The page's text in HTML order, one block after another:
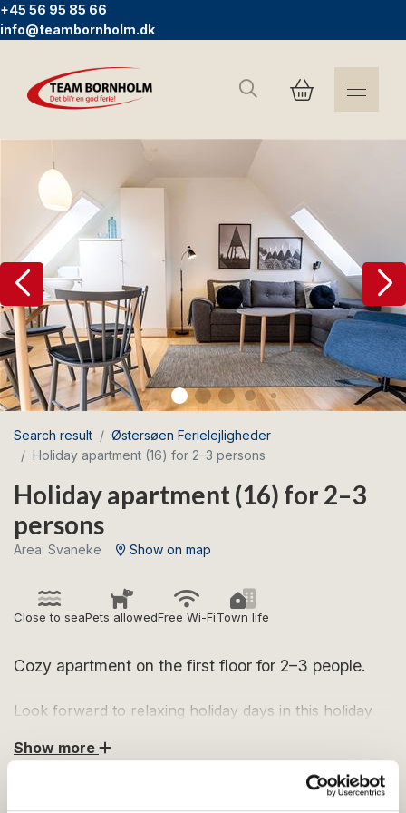
+45 56 95 85 66
info@teambornholm.dk
Search
Search result
Østersøen Ferielejligheder
Holiday apartment (16) for 2–3 persons
Holiday apartment (16) for 2–3
persons
Area: Svaneke Show on map
Close to seaPets allowedFree Wi-FiTown life
Cozy apartment on the first floor for 2–3 people.
Look forward to relaxing holiday days in this holiday
The apartment is on the 1st floor and is laid out as
Show more